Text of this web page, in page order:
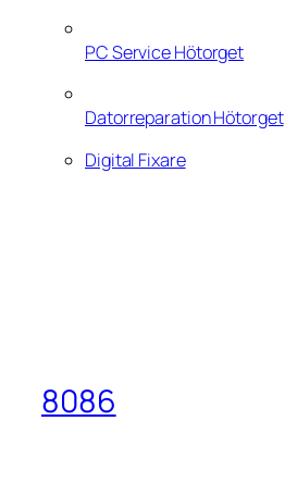
PC Service Hötorget
Datorreparation Hötorget
Digital Fixare
8086